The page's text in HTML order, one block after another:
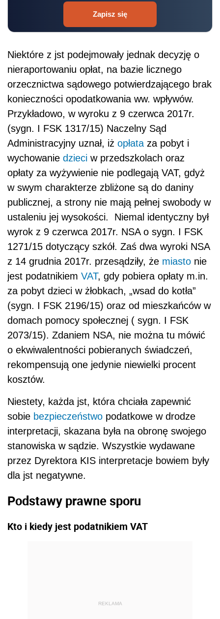
Zapisz się
Niektóre z jst podejmowały jednak decyzję o
nieraportowaniu opłat, na bazie licznego
orzecznictwa sądowego potwierdzającego brak
konieczności opodatkowania ww. wpływów.
Przykładowo, w wyroku z 9 czerwca 2017r.
(sygn. I FSK 1317/15) Naczelny Sąd
Administracyjny uznał, iż opłata za pobyt i
wychowanie dzieci w przedszkolach oraz
opłaty za wyżywienie nie podlegają VAT, gdyż
w swym charakterze zbliżone są do daniny
publicznej, a strony nie mają pełnej swobody w
ustaleniu jej wysokości. Niemal identyczny był
wyrok z 9 czerwca 2017r. NSA o sygn. I FSK
1271/15 dotyczący szkół. Zaś dwa wyroki NSA
z 14 grudnia 2017r. przesądziły, że miasto nie
jest podatnikiem VAT, gdy pobiera opłaty m.in.
za pobyt dzieci w żłobkach, „wsad do kotła”
(sygn. I FSK 2196/15) oraz od mieszkańców w
domach pomocy społecznej ( sygn. I FSK
2073/15). Zdaniem NSA, nie można tu mówić
o ekwiwalentności pobieranych świadczeń,
rekompensują one jedynie niewielki procent
kosztów.
Niestety, każda jst, która chciała zapewnić
sobie bezpieczeństwo podatkowe w drodze
interpretacji, skazana była na obronę swojego
stanowiska w sądzie. Wszystkie wydawane
przez Dyrektora KIS interpretacje bowiem były
dla jst negatywne.
Podstawy prawne sporu
Kto i kiedy jest podatnikiem VAT
REKLAMA